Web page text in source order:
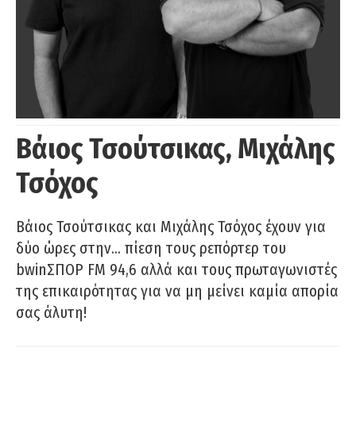
Βάιος Τσούτσικας, Μιχάλης
Τσόχος
Βάιος Τσούτσικας και Μιχάλης Τσόχος έχουν για
δύο ώρες στην… πίεση τους ρεπόρτερ του
bwinΣΠΟΡ FM 94,6 αλλά και τους πρωταγωνιστές
της επικαιρότητας για να μη μείνει καμία απορία
σας άλυτη!